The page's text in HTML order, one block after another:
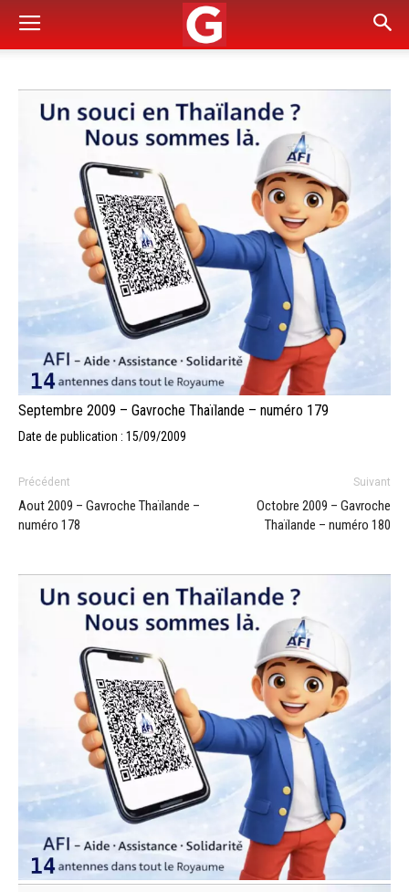
Septembre 2009 – Gavroche Thaïlande – numéro 179
Date de publication : 15/09/2009
Précédent
Aout 2009 – Gavroche Thaïlande –
numéro 178
Suivant
Octobre 2009 – Gavroche
Thaïlande – numéro 180